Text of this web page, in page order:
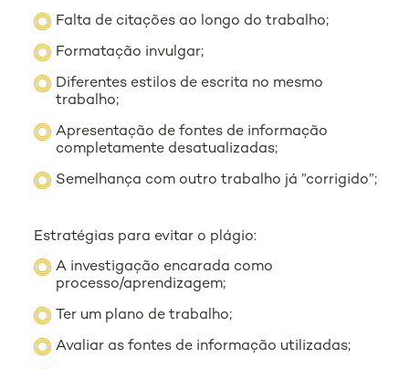
Falta de citações ao longo do trabalho;
Formatação invulgar;
Diferentes estilos de escrita no mesmo
trabalho;
Apresentação de fontes de informação
completamente desatualizadas;
Semelhança com outro trabalho já ”corrigido”;
Estratégias para evitar o plágio:
A investigação encarada como
processo/aprendizagem;
Ter um plano de trabalho;
Avaliar as fontes de informação utilizadas;